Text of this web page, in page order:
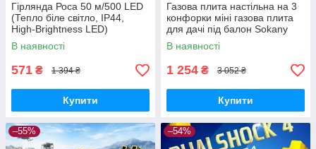
Гірлянда Роса 50 м/500 LED
(Тепло біле світло, IP44,
High-Brightness LED)
В наявності
571 ₴ 1 394 ₴
Купити
Газова плита настільна на 3
конфорки міні газова плита
для дачі під балон Sokany
В наявності
1 254 ₴ 3 052 ₴
Купити
–55% –54%